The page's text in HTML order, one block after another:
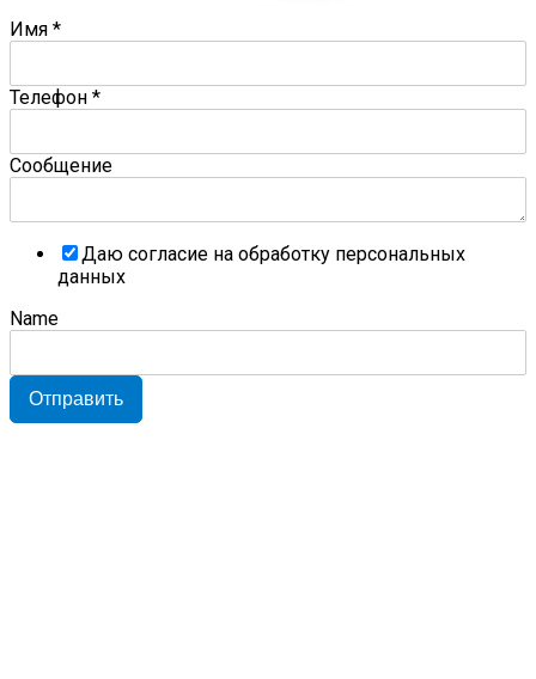
Имя *
Телефон *
Сообщение
Даю согласие на обработку персональных
данных
Name
Отправить